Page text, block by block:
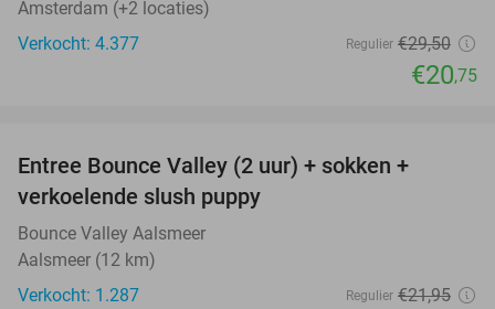
Amsterdam (+2 locaties)
Verkocht: 4.377
Regulier €29,50
€20,75
Entree Bounce Valley (2 uur) + sokken +
verkoelende slush puppy
Bounce Valley Aalsmeer
Aalsmeer (12 km)
Verkocht: 1.287
Regulier €21,95